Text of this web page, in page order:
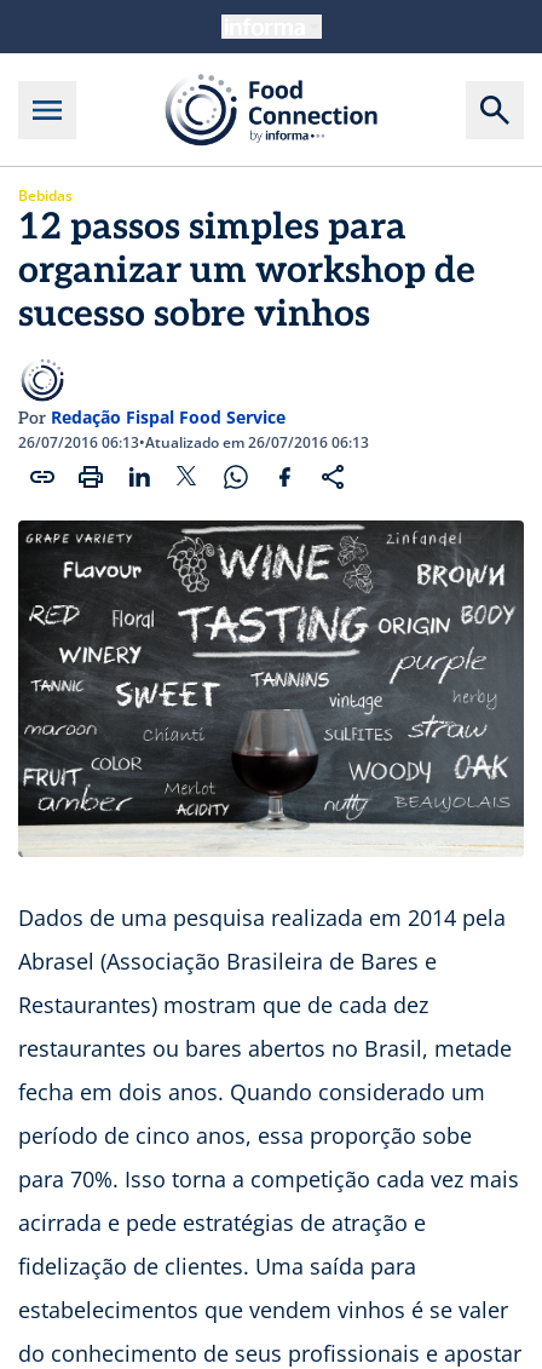
Bebidas
12 passos simples para
organizar um workshop de
sucesso sobre vinhos
Por Redação Fispal Food Service
26/07/2016 06:13•Atualizado em 26/07/2016 06:13
Dados de uma pesquisa realizada em 2014 pela
Abrasel (Associação Brasileira de Bares e
Restaurantes) mostram que de cada dez
restaurantes ou bares abertos no Brasil, metade
fecha em dois anos. Quando considerado um
período de cinco anos, essa proporção sobe
para 70%. Isso torna a competição cada vez mais
acirrada e pede estratégias de atração e
fidelização de clientes. Uma saída para
estabelecimentos que vendem vinhos é se valer
do conhecimento de seus profissionais e apostar